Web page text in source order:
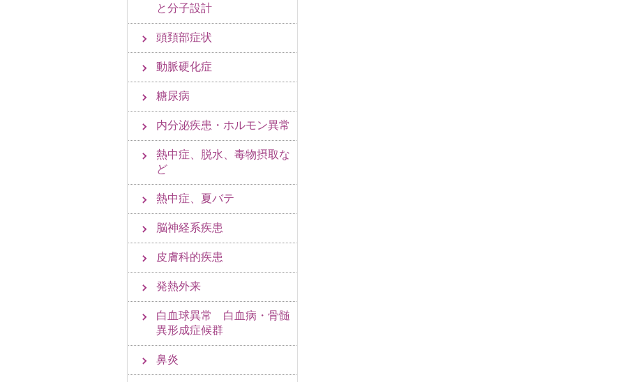
と分子設計
頭頚部症状
動脈硬化症
糖尿病
内分泌疾患・ホルモン異常
熱中症、脱水、毒物摂取な
ど
熱中症、夏バテ
脳神経系疾患
皮膚科的疾患
発熱外来
白血球異常 白血病・骨髄
異形成症候群
鼻炎